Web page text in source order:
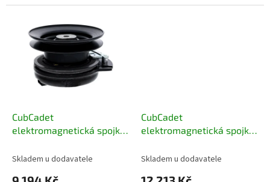
CubCadet
elektromagnetická spojka
traktory 717-05321
Skladem u dodavatele
CubCadet
elektromagnetická spojka
717-06468
Skladem u dodavatele